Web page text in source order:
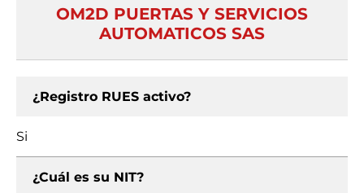
OM2D PUERTAS Y SERVICIOS
AUTOMATICOS SAS
¿Registro RUES activo?
Si
¿Cuál es su NIT?